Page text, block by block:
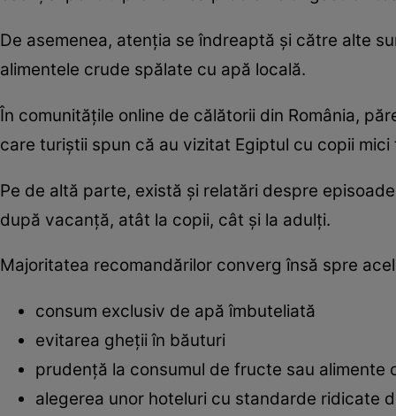
De asemenea, atenția se îndreaptă și către alte
alimentele crude spălate cu apă locală.
În comunitățile online de călătorii din România,
care turiștii spun că au vizitat Egiptul cu copii
Pe de altă parte, există și relatări despre
după vacanță, atât la copii, cât și la adulți.
Majoritatea recomandărilor converg însă spre
consum exclusiv de apă îmbuteliată
evitarea gheții în băuturi
prudență la consumul de fructe sau alimente
alegerea unor hoteluri cu standarde ridicate